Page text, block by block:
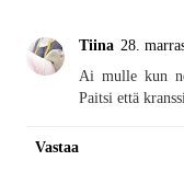
Tiina 28.
Ai mulle kun
Paitsi että
Vastaa